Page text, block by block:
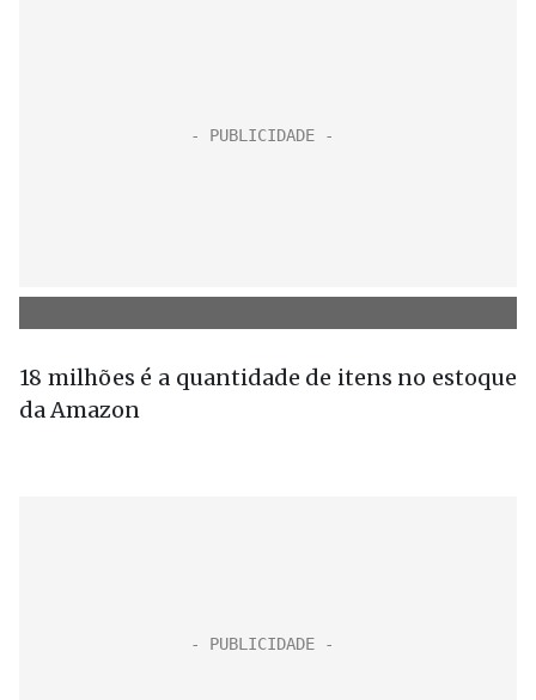
18 milhões é a quantidade de itens no estoque
da Amazon